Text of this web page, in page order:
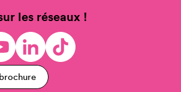
les réseaux !